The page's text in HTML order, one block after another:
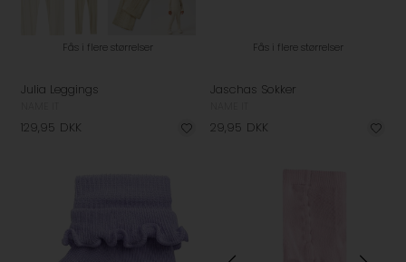
Fås i flere størrelser
Julia Leggings
129,95 DKK
Fås i flere størrelser
Jaschas Sokker
29,95 DKK